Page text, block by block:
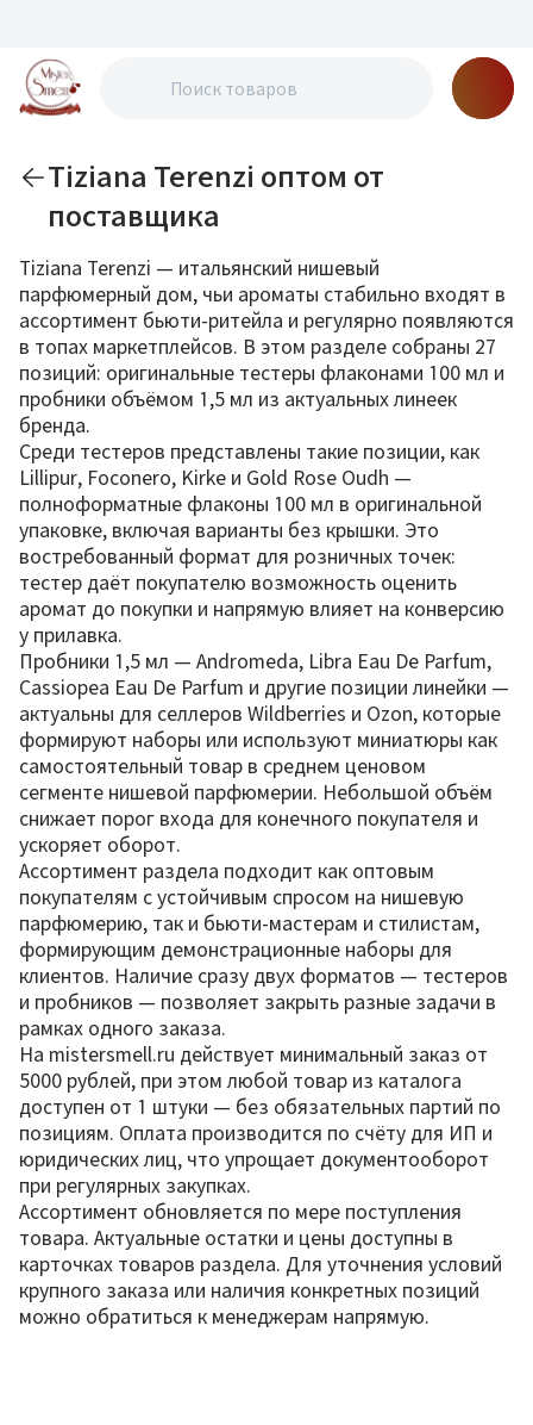
Tiziana Terenzi оптом от
поставщика
Tiziana Terenzi — итальянский нишевый
парфюмерный дом, чьи ароматы стабильно входят в
ассортимент бьюти-ритейла и регулярно появляются
в топах маркетплейсов. В этом разделе собраны 27
позиций: оригинальные тестеры флаконами 100 мл и
пробники объёмом 1,5 мл из актуальных линеек
бренда.
Среди тестеров представлены такие позиции, как
Lillipur, Foconero, Kirke и Gold Rose Oudh —
полноформатные флаконы 100 мл в оригинальной
упаковке, включая варианты без крышки. Это
востребованный формат для розничных точек:
тестер даёт покупателю возможность оценить
аромат до покупки и напрямую влияет на конверсию
у прилавка.
Пробники 1,5 мл — Andromeda, Libra Eau De Parfum,
Cassiopea Eau De Parfum и другие позиции линейки —
актуальны для селлеров Wildberries и Ozon, которые
формируют наборы или используют миниатюры как
самостоятельный товар в среднем ценовом
сегменте нишевой парфюмерии. Небольшой объём
снижает порог входа для конечного покупателя и
ускоряет оборот.
Ассортимент раздела подходит как оптовым
покупателям с устойчивым спросом на нишевую
парфюмерию, так и бьюти-мастерам и стилистам,
формирующим демонстрационные наборы для
клиентов. Наличие сразу двух форматов — тестеров
и пробников — позволяет закрыть разные задачи в
рамках одного заказа.
На mistersmell.ru действует минимальный заказ от
5000 рублей, при этом любой товар из каталога
доступен от 1 штуки — без обязательных партий по
позициям. Оплата производится по счёту для ИП и
юридических лиц, что упрощает документооборот
при регулярных закупках.
Ассортимент обновляется по мере поступления
товара. Актуальные остатки и цены доступны в
карточках товаров раздела. Для уточнения условий
крупного заказа или наличия конкретных позиций
можно обратиться к менеджерам напрямую.